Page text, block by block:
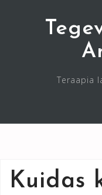
Teraapia
Kuidas